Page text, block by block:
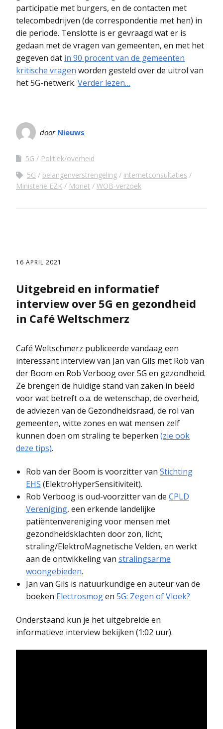
participatie met burgers, en de contacten met
telecombedrijven (de correspondentie met hen) in
die periode. Tenslotte is er gevraagd wat er is
gedaan met de vragen van gemeenten, en met het
gegeven dat in 90 procent van de gemeenten
kritische vragen worden gesteld over de uitrol van
het 5G-netwerk. Verder lezen…
door Nieuws
5G
Politiek/overheid
5G
belangenverstrengeling
internetconsultaties
Ministerie EZK
Monet WOB-verzoek
16 APRIL 2021
Uitgebreid en informatief
interview over 5G en gezondheid
in Café Weltschmerz
Café Weltschmerz publiceerde vandaag een
interessant interview van Jan van Gils met Rob van
der Boom en Rob Verboog over 5G en gezondheid.
Ze brengen de huidige stand van zaken in beeld
voor wat betreft o.a. de wetenschap, de overheid,
de adviezen van de Gezondheidsraad, de rol van
gemeenten, witte zones en wat mensen zelf
kunnen doen om straling te beperken (zie ook
deze tips).
Rob van der Boom is voorzitter van Stichting
EHS (ElektroHyperSensitiviteit).
Rob Verboog is oud-voorzitter van de CPLD
Vereniging, een erkende landelijke
patiëntenvereniging voor mensen met
gezondheidsklachten door zon, licht,
straling/ElektroMagnetische Velden, en werkt
aan de ontwikkeling van stralingsarme
woongebieden.
Jan van Gils is natuurkundige en auteur van de
boeken Electrosmogen 5G: Zegen of Vloek?
Onderstaand kun je het uitgebreide en
informatieve interview bekijken (1:02 uur).